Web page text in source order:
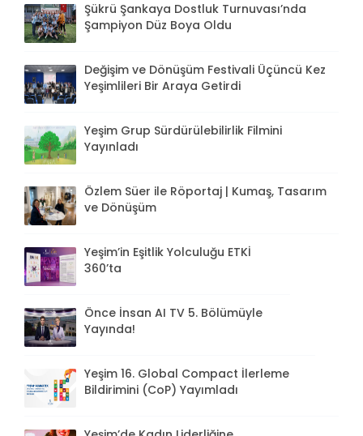
Şükrü Şankaya Dostluk Turnuvası’nda
Şampiyon Düz Boya Oldu
Değişim ve Dönüşüm Festivali Üçüncü Kez
Yeşimlileri Bir Araya Getirdi
Yeşim Grup Sürdürülebilirlik Filmini
Yayınladı
Özlem Süer ile Röportaj | Kumaş, Tasarım
ve Dönüşüm
Yeşim’in Eşitlik Yolculuğu ETKİ
360’ta
Önce İnsan AI TV 5. Bölümüyle
Yayında!
Yeşim 16. Global Compact İlerleme
Bildirimini (CoP) Yayımladı